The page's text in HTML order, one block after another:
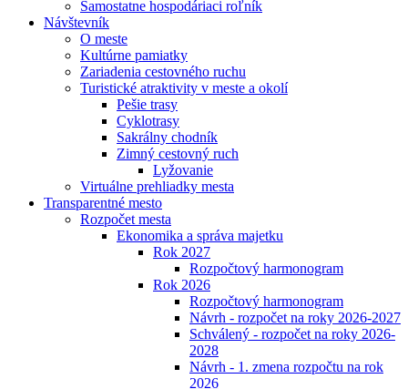
Samostatne hospodáriaci roľník
Návštevník
O meste
Kultúrne pamiatky
Zariadenia cestovného ruchu
Turistické atraktivity v meste a okolí
Pešie trasy
Cyklotrasy
Sakrálny chodník
Zimný cestovný ruch
Lyžovanie
Virtuálne prehliadky mesta
Transparentné mesto
Rozpočet mesta
Ekonomika a správa majetku
Rok 2027
Rozpočtový harmonogram
Rok 2026
Rozpočtový harmonogram
Návrh - rozpočet na roky 2026-2027
Schválený - rozpočet na roky 2026-
2028
Návrh - 1. zmena rozpočtu na rok
2026